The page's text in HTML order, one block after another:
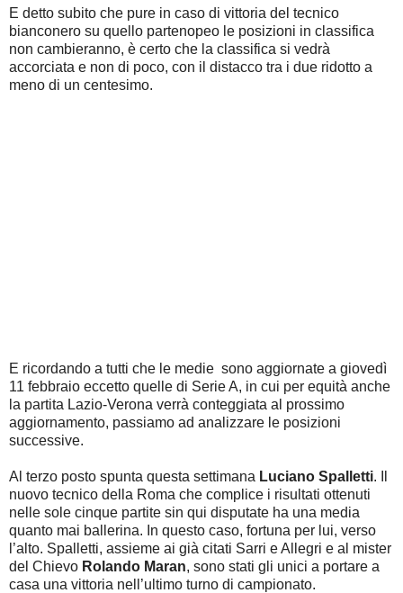
E detto subito che pure in caso di vittoria del tecnico
bianconero su quello partenopeo le posizioni in classifica
non cambieranno, è certo che la classifica si vedrà
accorciata e non di poco, con il distacco tra i due ridotto a
meno di un centesimo.
E ricordando a tutti che le medie sono aggiornate a giovedì
11 febbraio eccetto quelle di Serie A, in cui per equità anche
la partita Lazio-Verona verrà conteggiata al prossimo
aggiornamento, passiamo ad analizzare le posizioni
successive.
Al terzo posto spunta questa settimana Luciano Spalletti. Il
nuovo tecnico della Roma che complice i risultati ottenuti
nelle sole cinque partite sin qui disputate ha una media
quanto mai ballerina. In questo caso, fortuna per lui, verso
l’alto. Spalletti, assieme ai già citati Sarri e Allegri e al mister
del Chievo Rolando Maran, sono stati gli unici a portare a
casa una vittoria nell’ultimo turno di campionato.